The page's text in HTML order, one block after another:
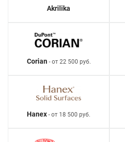
Akrilika
Corian- от 22 500 руб.
Hanex - от 18 500 руб.